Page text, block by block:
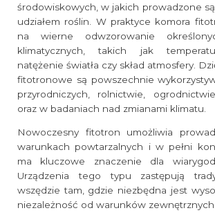
środowiskowych, w jakich prowadzone
udziałem roślin. W praktyce komora
na wierne odwzorowanie
klimatycznych, takich jak
natężenie światła czy skład atmosfery.
fitotronowe są powszechnie
przyrodniczych, rolnictwie,
oraz w badaniach nad zmianami klimatu.
Nowoczesny fitotron umożliwia
warunkach powtarzalnych i w pełni
ma kluczowe znaczenie dla
Urządzenia tego typu zastępują
wszędzie tam, gdzie niezbędna jest
niezależność od warunków zewnętrznych.